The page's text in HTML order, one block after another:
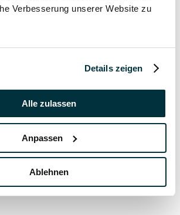
Verbesserung unserer Website zu
Details zeigen
Alle zulassen
Anpassen
Ablehnen
nicht essen?
Hund: Für was ist es wichtig?